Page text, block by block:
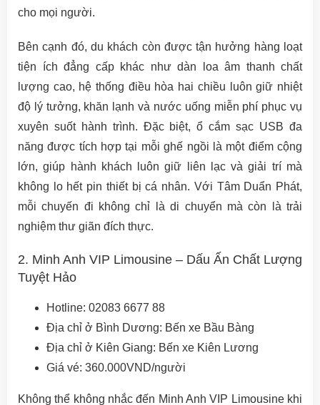
cho mọi người.
Bên cạnh đó, du khách còn được tận hưởng hàng loạt
tiện ích đẳng cấp khác như dàn loa âm thanh chất
lượng cao, hệ thống điều hòa hai chiều luôn giữ nhiệt
độ lý tưởng, khăn lạnh và nước uống miễn phí phục vụ
xuyên suốt hành trình. Đặc biệt, ổ cắm sạc USB đa
năng được tích hợp tại mỗi ghế ngồi là một điểm cộng
lớn, giúp hành khách luôn giữ liên lạc và giải trí mà
không lo hết pin thiết bị cá nhân. Với Tâm Duẩn Phát,
mỗi chuyến đi không chỉ là di chuyển mà còn là trải
nghiệm thư giãn đích thực.
2. Minh Anh VIP Limousine – Dấu Ấn Chất Lượng
Tuyệt Hảo
Hotline: 02083 6677 88
Địa chỉ ở Bình Dương: Bến xe Bầu Bàng
Địa chỉ ở Kiên Giang: Bến xe Kiên Lương
Giá vé: 360.000VND/người
Không thể không nhắc đến Minh Anh VIP Limousine khi